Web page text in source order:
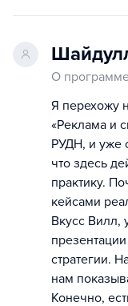
О
Я перехожу
«Реклама и
РУДН, и уже
что здесь
практику.
кейсами
Вкусс Вилл,
стратегии.
нам
Конечно,